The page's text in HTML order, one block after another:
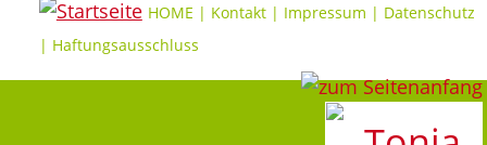
HOME | Kontakt| Impressum | Datenschutz
| Haftungsausschluss